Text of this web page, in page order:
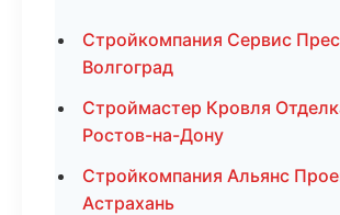
Стройкомпания Сервис
Волгоград
Строймастер Кровля
Ростов-на-Дону
Стройкомпания Альянс
Астрахань